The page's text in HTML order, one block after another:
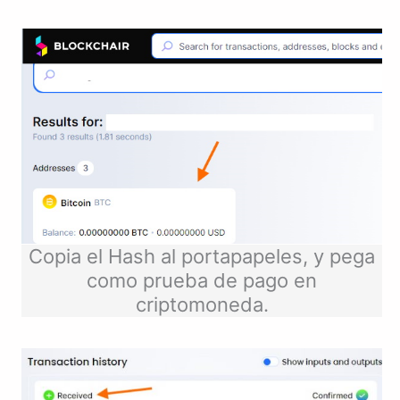
Copia el Hash al portapapeles, y pega
como prueba de pago en
criptomoneda.